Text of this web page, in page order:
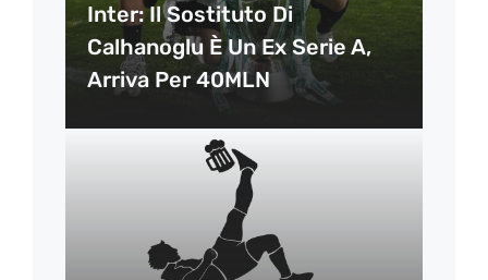
Inter: Il Sostituto Di
Calhanoglu È Un Ex Serie A,
Arriva Per 40MLN